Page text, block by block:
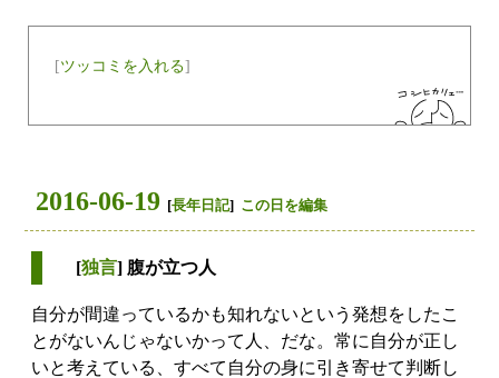
[ツッコミを入れる]
2016-06-19 [長年日記] この日を編集
[独言] 腹が立つ人
自分が間違っているかも知れないという発想をしたこ
とがないんじゃないかって人、だな。常に自分が正し
いと考えている、すべて自分の身に引き寄せて判断し